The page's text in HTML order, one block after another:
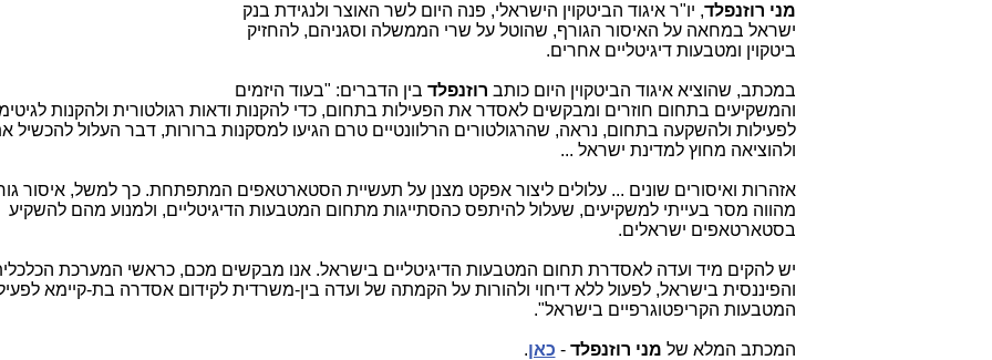
מני רוזנפלד, יו"ר איגוד הביטקוין הישראלי, פנה היום לשר האוצר ולנגידת בנק
ישראל במחאה על האיסור הגורף, שהוטל על שרי הממשלה וסגניהם, להחזיק
ביטקוין ומטבעות דיגיטליים אחרים.
במכתב, שהוציא איגוד הביטקוין היום כותב רוזנפלד בין הדברים: "בעוד היזמים
והמשקיעים בתחום חוזרים ומבקשים לאסדר את הפעילות בתחום, כדי להקנות ודאות רגולטורית ולהקנות
לפעילות ולהשקעה בתחום, נראה, שהרגולטורים הרלוונטיים טרם הגיעו למסקנות ברורות, דבר העלול להכשיל
ולהוציאה מחוץ למדינת ישראל ...
אזהרות ואיסורים שונים ... עלולים ליצור אפקט מצנן על תעשיית הסטארטאפים המתפתחת. כך למשל, איסור
מהווה מסר בעייתי למשקיעים, שעלול להיתפס כהסתייגות מתחום המטבעות הדיגיטליים, ולמנוע מהם להשקיע
בסטארטאפים ישראלים.
יש להקים מיד ועדה לאסדרת תחום המטבעות הדיגיטליים בישראל. אנו מבקשים מכם, כראשי המערכת
והפיננסית בישראל, לפעול ללא דיחוי ולהורות על הקמתה של ועדה בין-משרדית לקידום אסדרה בת-קיימא
המטבעות הקריפטוגרפיים בישראל".
המכתב המלא של מני רוזנפלד - כאן.